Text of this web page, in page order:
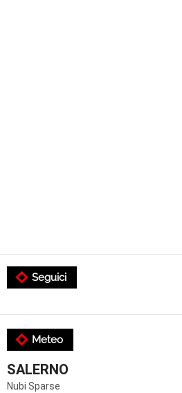
Seguici
Meteo
SALERNO
Nubi Sparse